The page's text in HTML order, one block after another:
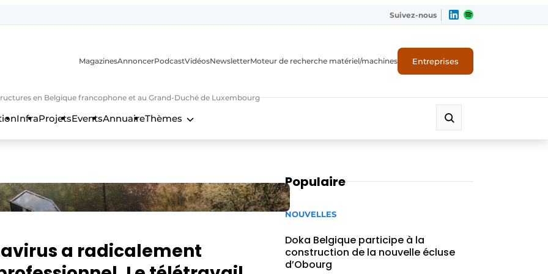
Suivez-nous
en Belgique francophone et au Grand-Duché de Luxembourg
MagazinesAnnoncerPodcastVidéosNewsletterMoteur de recherche matériel/machines Entreprises
InfraProjetsEventsAnnuaireThèmes
a radicalement
Populaire
NOUVELLES
Doka Belgique participe à la
construction de la nouvelle écluse
d’Obourg